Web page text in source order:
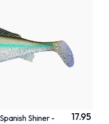
Shiner -
17.95